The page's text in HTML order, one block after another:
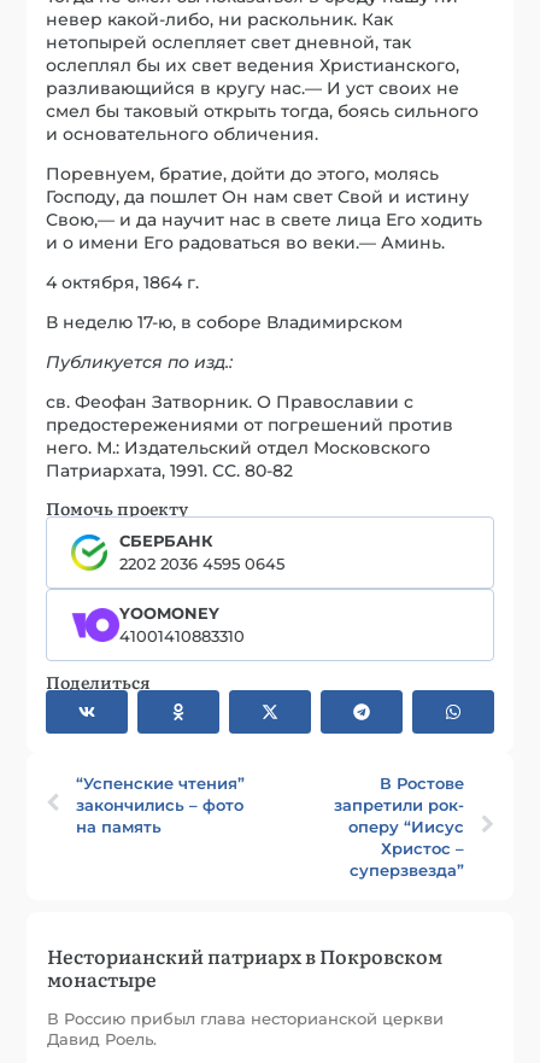
невер какой-либо, ни раскольник. Как
нетопырей ослепляет свет дневной, так
ослеплял бы их свет ведения Христианского,
разливающийся в кругу нас.— И уст своих не
смел бы таковый открыть тогда, боясь сильного
и основательного обличения.
Поревнуем, братие, дойти до этого, молясь
Господу, да пошлет Он нам свет Свой и истину
Свою,— и да научит нас в свете лица Его ходить
и о имени Его радоваться во веки.— Аминь.
4 октября, 1864 г.
В неделю 17-ю, в соборе Владимирском
Публикуется по изд.:
св. Феофан Затворник. О Православии с
предостережениями от погрешений против
него. М.: Издательский отдел Московского
Патриархата, 1991. СС. 80-82
Помочь проекту
СБЕРБАНК
2202 2036 4595 0645
YOOMONEY
41001410883310
Поделиться
“Успенские чтения”
закончились – фото
на память
В Ростове
запретили рок-
оперу “Иисус
Христос –
суперзвезда”
Несторианский патриарх в Покровском
монастыре
В Россию прибыл глава несторианской церкви
Давид Роель.